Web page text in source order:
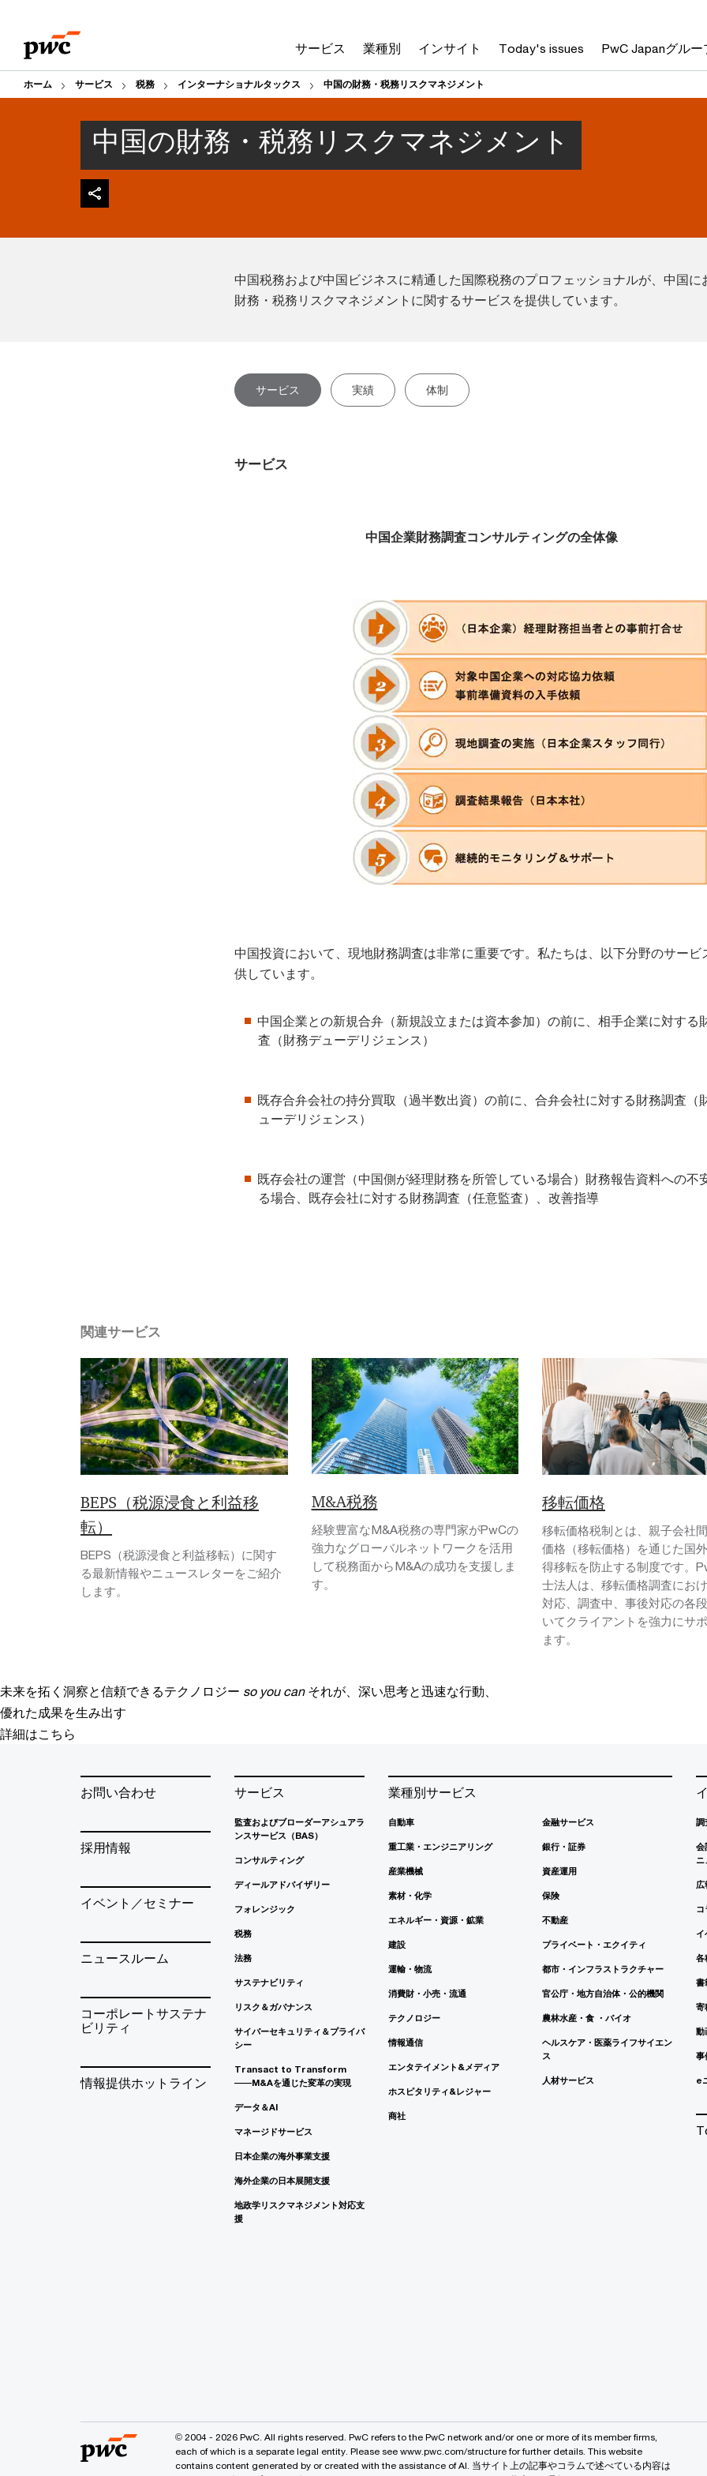
content
footer
サービス 業種別 インサイト Today's issues PwC Japanグルー
ホーム サービス 税務 インターナショナルタックス 中国の財務・税務リスクマネジメント
中国の財務・税務リスクマネジメント
中国税務および中国ビジネスに精通した国際税務のプロフェッショナルが、中国に
財務・税務リスクマネジメントに関するサービスを提供しています。
サービス 実績 体制
サービス
中国企業財務調査コンサルティングの全体像
中国投資において、現地財務調査は非常に重要です。私たちは、以下分野のサービ
供しています。
中国企業との新規合弁（新規設立または資本参加）の前に、相手企業に対する
査（財務デューデリジェンス）
既存合弁会社の持分買取（過半数出資）の前に、合弁会社に対する財務調査（
ューデリジェンス）
既存会社の運営（中国側が経理財務を所管している場合）財務報告資料への不
る場合、既存会社に対する財務調査（任意監査）、改善指導
関連サービス
BEPS（税源浸食と利益移
転）
BEPS（税源浸食と利益移転）に関す
る最新情報やニュースレターをご紹介
します。
M&A税務
経験豊富なM&A税務の専門家がPwCの
強力なグローバルネットワークを活用
して税務面からM&Aの成功を支援しま
す。
移転価格
移転価格税制とは、親子会社
価格（移転価格）を通じた国
得移転を防止する制度です。
士法人は、移転価格調査にお
対応、調査中、事後対応の各
いてクライアントを強力にサ
ます。
未来を拓く洞察と信頼できるテクノロジー so you can それが、深い思考と迅速な行動、
優れた成果を生み出す
詳細はこちら
お問い合わせ
採用情報
イベント／セミナー
ニュースルーム
コーポレートサステナ
ビリティ
情報提供ホットライン
サービス
監査およびブローダーアシュアラ
ンスサービス（BAS）
コンサルティング
ディールアドバイザリー
フォレンジック
税務
法務
サステナビリティ
リスク＆ガバナンス
サイバーセキュリティ＆プライバ
シー
Transact to Transform
――M&Aを通じた変革の実現
データ＆AI
マネージドサービス
日本企業の海外事業支援
海外企業の日本展開支援
地政学リスクマネジメント対応支
援
業種別サービス
自動車
重工業・エンジニアリング
産業機械
素材・化学
エネルギー・資源・鉱業
建設
運輸・物流
消費財・小売・流通
テクノロジー
情報通信
エンタテイメント&メディア
ホスピタリティ&レジャー
商社
金融サービス
銀行・証券
資産運用
保険
不動産
プライベート・エクイティ
都市・インフラストラクチャー
官公庁・地方自治体・公的機関
農林水産・食 ・バイオ
ヘルスケア・医薬ライフサイエン
ス
人材サービス
調
会
ニ
広
コ
イ
各
書
寄
動
事
e
© 2004 - 2026 PwC. All rights reserved. PwC refers to the PwC network and/or one or more of its member firms,
each of which is a separate legal entity. Please see www.pwc.com/structure for further details. This website
contains content generated by or created with the assistance of AI. 当サイト上の記事やコラムで述べている内容は